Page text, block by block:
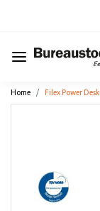
Home Filex Power